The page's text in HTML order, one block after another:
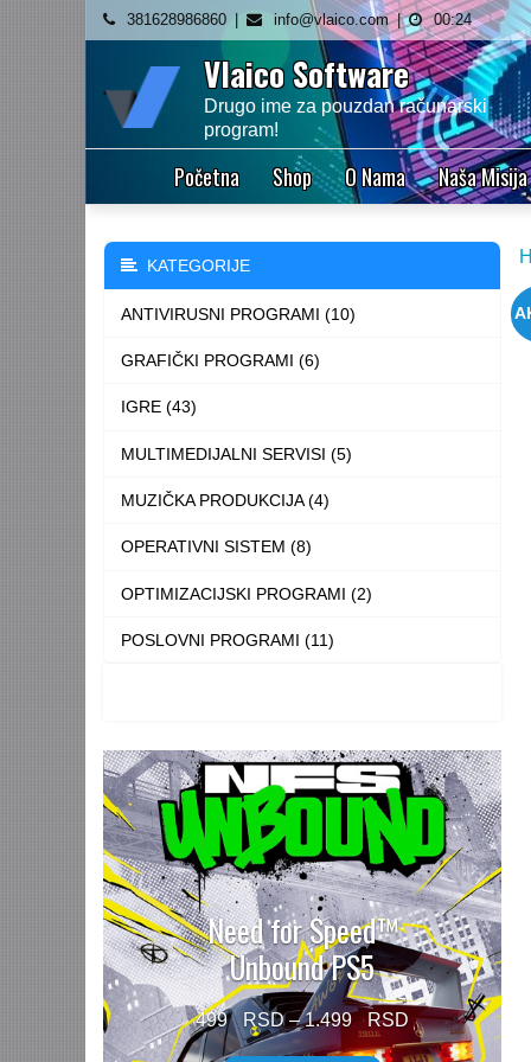
Skip
content
381628986860 info@vlaico.com 00:24
Vlaico Software
Drugo ime za pouzdan računarski
program!
Početna Shop O Nama Naša Misija
KATEGORIJE
ANTIVIRUSNI PROGRAMI (10)
GRAFIČKI PROGRAMI (6)
IGRE (43)
MULTIMEDIJALNI SERVISI (5)
MUZIČKA PRODUKCIJA (4)
OPERATIVNI SISTEM (8)
OPTIMIZACIJSKI PROGRAMI (2)
POSLOVNI PROGRAMI (11)
Need for Speed™
Unbound PS5
499 – 1.499
Price
range: